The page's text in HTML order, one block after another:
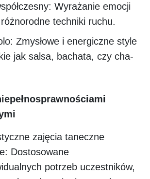
Wyrażanie emocji
techniki ruchu.
Zmysłowe i energiczne style
jak salsa, bachata, czy cha-
zajęcia taneczne
Dostosowane
potrzeb uczestników,